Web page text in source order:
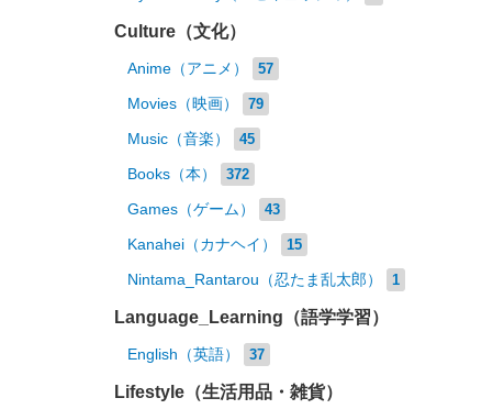
Culture（文化）
Anime（アニメ） 57
Movies（映画） 79
Music（音楽） 45
Books（本） 372
Games（ゲーム） 43
Kanahei（カナヘイ） 15
Nintama_Rantarou（忍たま乱太郎） 1
Language_Learning（語学学習）
English（英語） 37
Lifestyle（生活用品・雑貨）